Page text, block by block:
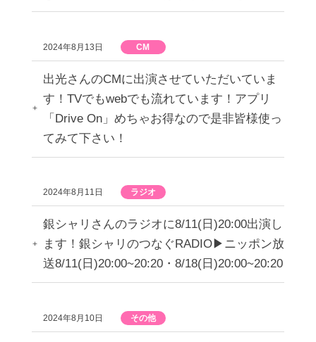
2024年8月13日 CM
出光さんのCMに出演させていただいていま
す！TVでもwebでも流れています！アプリ
「Drive On」めちゃお得なので是非皆様使っ
てみて下さい！
2024年8月11日 ラジオ
銀シャリさんのラジオに8/11(日)20:00出演し
ます！銀シャリのつなぐRADIO▶︎ニッポン放
送8/11(日)20:00~20:20・8/18(日)20:00~20:20
2024年8月10日 その他